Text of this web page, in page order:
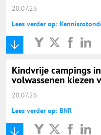
20.07.26
Lees verder op:
Kindvrije campings
volwassenen kiezen
20.07.26
Lees verder op: BNR